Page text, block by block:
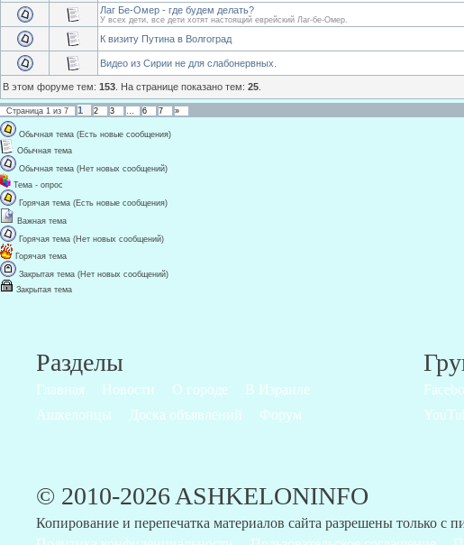
Лаг Бе-Омер - где будем делать?
У всех дети, все дети хотят настоящий еврейский Лаг-бе-Омер.
К визиту Путина в Волгоград
Видео из Сирии не для слабонервных.
В этом форуме тем: 153 . На странице показано тем: 25
Страница 1 из 7 1 2 3 6 7 »
Обычная тема (Есть новые сообщения)
Обычная тема
Обычная тема (Нет новых сообщений)
Тема - опрос
Горячая тема (Есть новые сообщения)
Важная тема
Горячая тема (Нет новых сообщений)
Горячая тема
Закрытая тема (Нет новых сообщений)
Закрытая тема
Разделы
Главная Новости О городе
В Израиле
Ашкелонцы
Доска объявлений Форум
© 2010-2026 ASHKELONINFO
Копирование и перепечатка материалов сайта разрешены только с